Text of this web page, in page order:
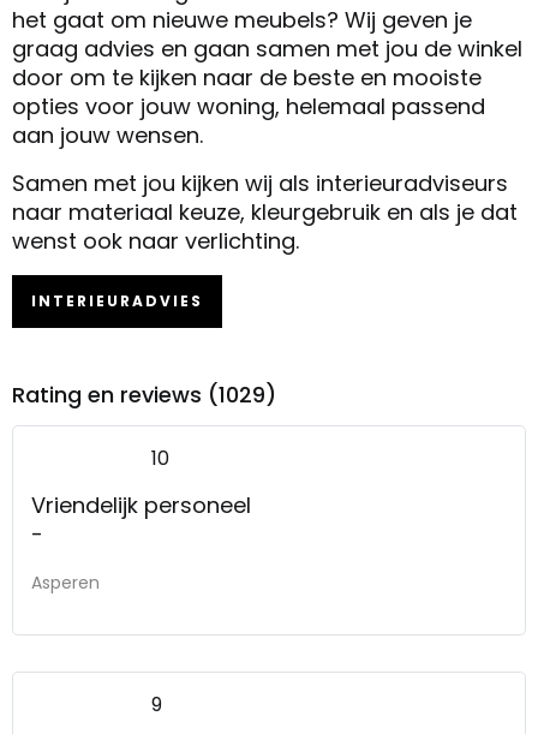
het gaat om nieuwe meubels? Wij geven je
graag advies en gaan samen met jou de winkel
door om te kijken naar de beste en mooiste
opties voor jouw woning, helemaal passend
aan jouw wensen.
Samen met jou kijken wij als interieuradviseurs
naar materiaal keuze, kleurgebruik en als je dat
wenst ook naar verlichting.
INTERIEURADVIES
Rating en reviews (1029)
10
Vriendelijk personeel
-
Asperen
9